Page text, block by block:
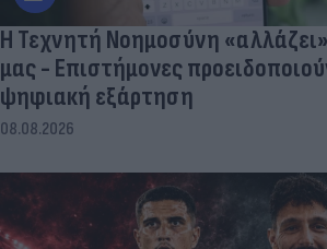
Η Τεχνητή Νοημοσύνη
μας - Eπιστήμονες
ψηφιακή εξάρτηση
08.08.2026